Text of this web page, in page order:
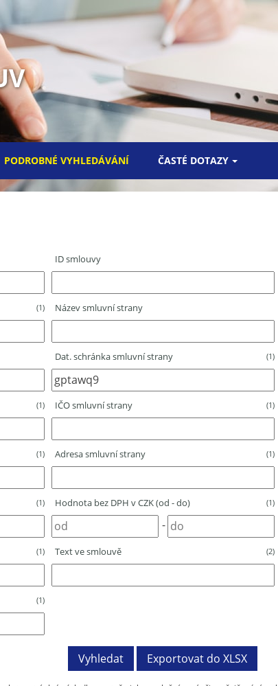
PODROBNÉ VYHLEDÁVÁNÍ ČASTÉ DOTAZY
(1)
(1)
(1)
(1)
(1)
(1)
ID smlouvy
Název smluvní strany
Dat. schránka smluvní strany (1)
IČO smluvní strany (1)
Adresa smluvní strany (1)
Hodnota bez DPH v CZK (od - do) (1)
-
Text ve smlouvě (2)